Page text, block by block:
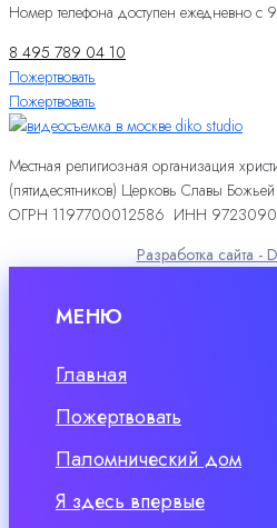
Номер телефона доступен ежедневно
8 495 789 04 10
Пожертвовать
Пожертвовать
Местная религиозная организация
(пятидесятников) Церковь Славы
ОГРН 1197700012586 ИНН
Разработка сайта -
МЕНЮ
Главная
Пожертвовать
Паломнический дом
Я здесь впервые